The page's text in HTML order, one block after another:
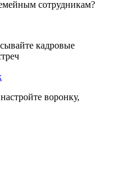
сотрудникам?
кадровые
воронку,